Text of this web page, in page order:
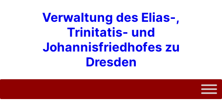
Verwaltung des Elias-,
Trinitatis- und
Johannisfriedhofes zu
Dresden